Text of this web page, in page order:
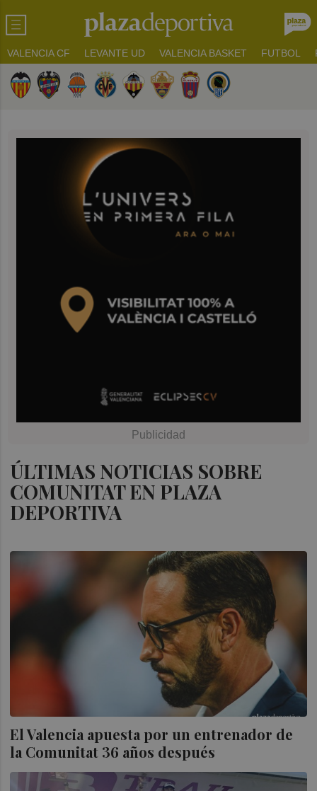
VALENCIA CF LEVANTE UD VALENCIA BASKET FUTBOL
ÚLTIMAS NOTICIAS SOBRE
COMUNITAT EN PLAZA
DEPORTIVA
El Valencia apuesta por un entrenador de
la Comunitat 36 años después